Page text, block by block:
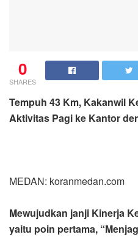
0
SHARES
Tempuh 43 Km, Kakanwil
Aktivitas Pagi ke Kantor
MEDAN: koranmedan.com
Mewujudkan janji Kinerja
yaitu poin pertama,